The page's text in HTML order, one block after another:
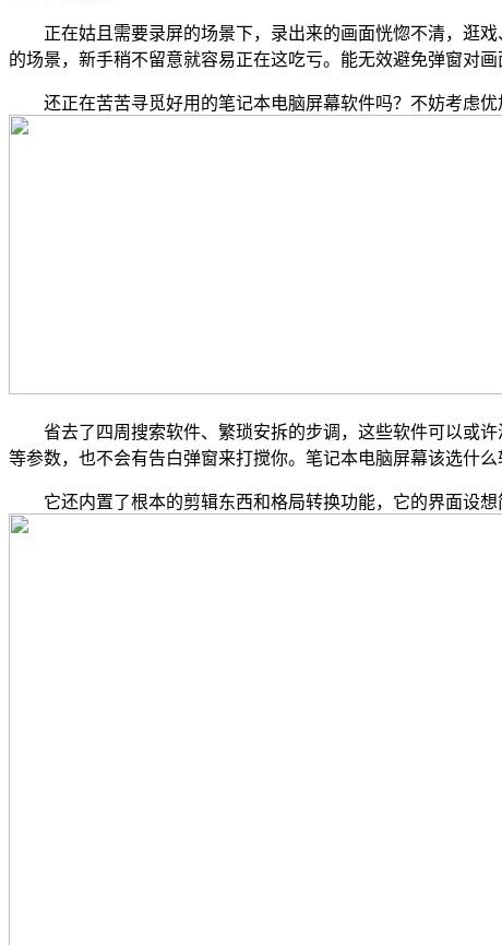
正在姑且需要录屏的场景下，录出来的画面恍惚不清，逛戏
的场景，新手稍不留意就容易正在这吃亏。能无效避免弹窗对画
还正在苦苦寻觅好用的笔记本电脑屏幕软件吗？不妨考虑优
省去了四周搜索软件、繁琐安拆的步调，这些软件可以或许
等参数，也不会有告白弹窗来打搅你。笔记本电脑屏幕该选什
它还内置了根本的剪辑东西和格局转换功能，它的界面设想